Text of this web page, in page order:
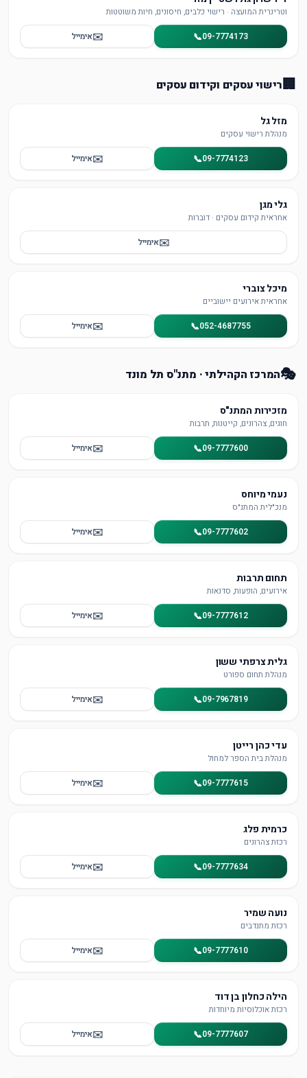
וטרינרית המועצה · רישוי כלבים, חיסונים, חיות משוטטות
📞09-7774173
✉️אימייל
🏢רישוי עסקים וקידום עסקים
מזל גל
מנהלת רישוי עסקים
📞09-7774123
✉️אימייל
גלי מגן
אחראית קידום עסקים · דוברות
✉️אימייל
מיכל צוברי
אחראית אירועים יישוביים
📞052-4687755
✉️אימייל
🎭המרכז הקהילתי · מתנ"ס תל מונד
מזכירות המתנ"ס
חוגים, צהרונים, קייטנות, תרבות
📞09-7777600
✉️אימייל
נעמי מיוחס
מנכ"לית המתנ"ס
📞09-7777602
✉️אימייל
תחום תרבות
אירועים, הופעות, סדנאות
📞09-7777612
✉️אימייל
גלית צרפתי ששון
מנהלת תחום ספורט
📞09-7967819
✉️אימייל
עדי כהן רייטן
מנהלת בית הספר למחול
📞09-7777615
✉️אימייל
כרמית פלג
רכזת צהרונים
📞09-7777634
✉️אימייל
נועה שמיר
רכזת מתנדבים
📞09-7777610
✉️אימייל
הילה כחלון בן דוד
רכזת אוכלוסיות מיוחדות
📞09-7777607
✉️אימייל